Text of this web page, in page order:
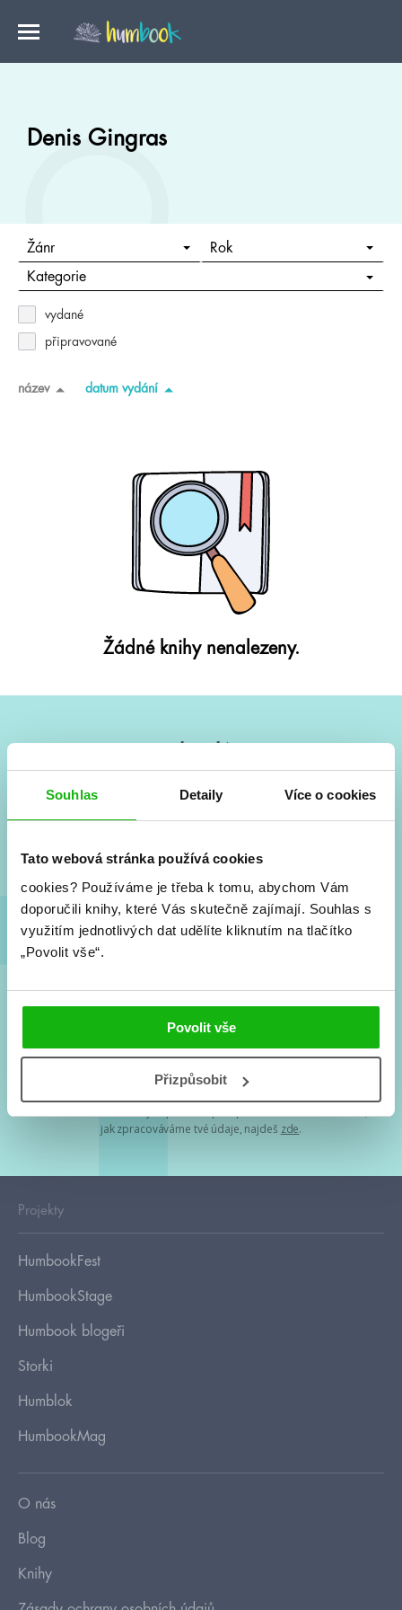
Souhlas Detaily Více o cookies
Tato webová stránka používá cookies
cookies? Používáme je třeba k tomu, abychom Vám
doporučili knihy, které Vás skutečně zajímají. Souhlas s
využitím jednotlivých dat udělíte kliknutím na tlačítko
„Povolit vše“.
Povolit vše
Přizpůsobit
Denis Gingras
Žánr Rok
Kategorie
vydané
připravované
název datum vydání
Žádné knihy nenalezeny.
Vše kolem #youngadult každý měsíc rovnou do mailu!
a seriálové adaptace a další.
Souhlasím spodmínkami zpracování osobních údajů
Tvá e-mailová adresa je u nás v bezpečí. Přečti si
jak zpracováváme tvé údaje, najdeš zde.
Projekty
HumbookFest
HumbookStage
Humbook blogeři
Storki
Humblok
HumbookMag
O nás
Blog
Knihy